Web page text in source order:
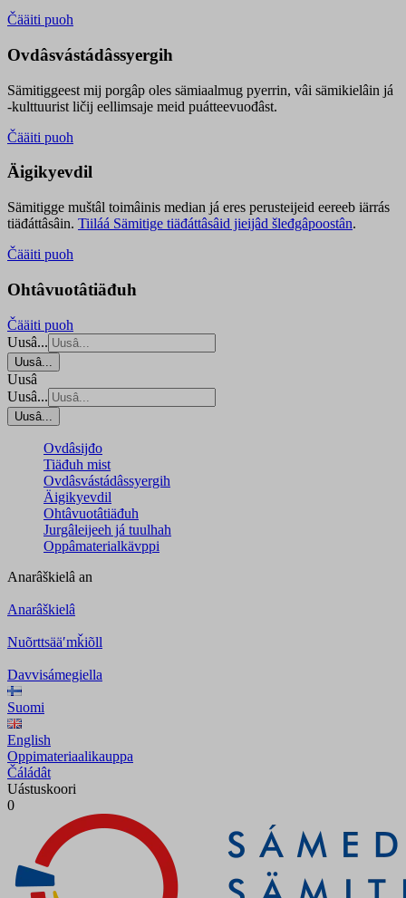
Čääiti puoh
Ovdâsvástádâssyergih
Sämitiggeest mij porgâp oles sämiaalmug pyerrin, vâi sämikielâin já
-kulttuurist ličij eellimsaje meid puátteevuođâst.
Čääiti puoh
Äigikyevdil
Sämitigge muštâl toimâinis median já eres perusteijeid eereeb iärrás
tiäđáttâsâin. Tiiláá Sämitige tiäđáttâsâid jieijâd šleđgâpoostân.
Čääiti puoh
Ohtâvuotâtiäđuh
Čääiti puoh
Uusâ...
Uusâ...
Uusâ
Uusâ...
Uusâ...
Ovdâsijđo
Tiäđuh mist
Ovdâsvástádâssyergih
Äigikyevdil
Ohtâvuotâtiäđuh
Jurgâleijeeh já tuulhah
Oppâmaterialkävppi
Anarâškielâ an
Anarâškielâ
Nuõrttsääʹmǩiõll
Davvisámegiella
Suomi
English
Oppimateriaalikauppa
Čáládât
Uástuskoori
0